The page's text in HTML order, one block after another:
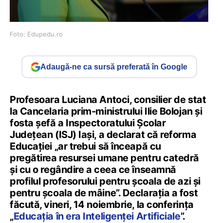
Foto: Edupedu.ro
Adaugă-ne ca sursă preferată în Google
Profesoara Luciana Antoci, consilier de stat
la Cancelaria prim-ministrului Ilie Bolojan și
fosta șefă a Inspectoratului Școlar
Județean (ISJ) Iași, a declarat că reforma
Educației „ar trebui să înceapă cu
pregătirea resursei umane pentru catedră
și cu o regândire a ceea ce înseamnă
profilul profesorului pentru școala de azi și
pentru școala de mâine”. Declarația a fost
făcută, vineri, 14 noiembrie, la conferința
„Educația în era Inteligenței Artificiale”.